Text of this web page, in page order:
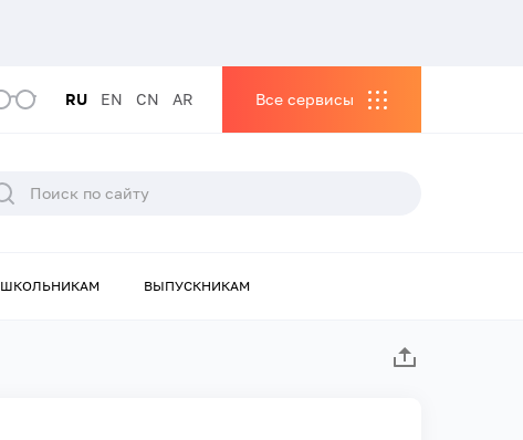
RU EN CN AR Все сервисы
ШКОЛЬНИКАМ ВЫПУСКНИКАМ